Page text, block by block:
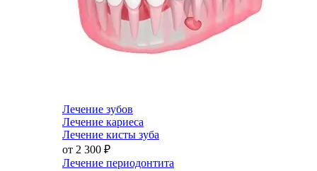
Лечение зубов
Лечение кариеса
Лечение кисты зуба
от 2 300 ₽
Лечение периодонтита